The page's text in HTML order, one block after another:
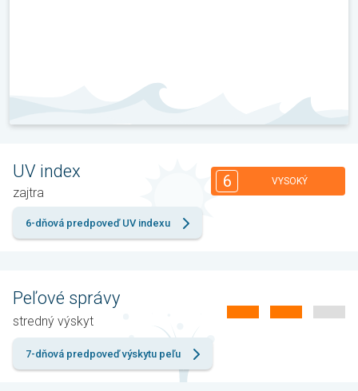
UV index
zajtra
6 VYSOKÝ
6-dňová predpoveď UV indexu
Peľové správy
stredný výskyt
7-dňová predpoveď výskytu peľu